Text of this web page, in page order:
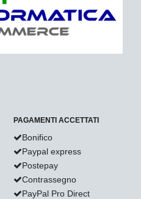
PAGAMENTI ACCETTATI
Bonifico
Paypal express
Postepay
Contrassegno
PayPal Pro Direct